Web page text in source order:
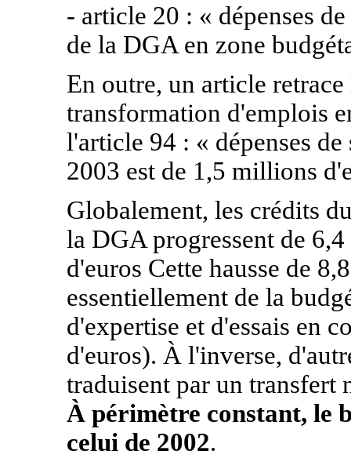
- article 20 : « dépenses
de la DGA en zone
En outre, un article
transformation d'emplois
l'article 94 : « dépenses
2003 est de 1,5 millions
Globalement, les crédits
la DGA progressent de
d'euros Cette hausse de
essentiellement de la
d'expertise et d'essais en
d'euros). À l'inverse,
traduisent par un
À périmètre constant, le
celui de 2002.